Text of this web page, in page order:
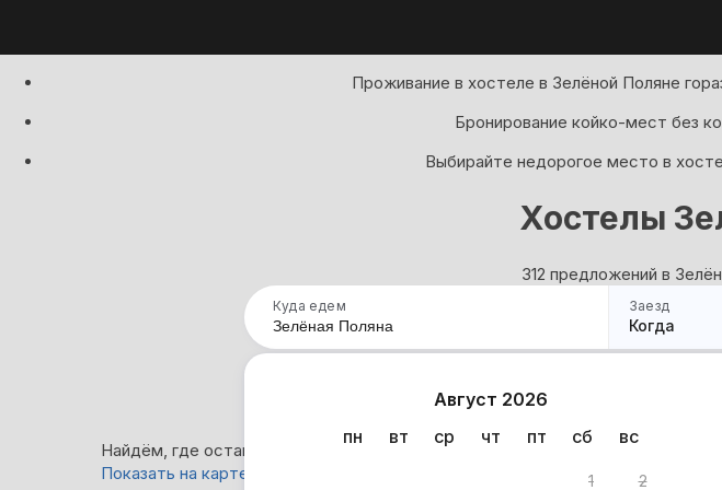
Проживание в хостеле в Зелёной Поляне
Бронирование койко-мест без
Выбирайте недорогое место в
Хостелы
312 предложений в
Куда едем Заезд
Когда
Август 2026
пн
вт ср чт пт сб вс
1 2
Найдём, где остановиться в Зелёной Поляне: 312 вариантов
Показать на карте